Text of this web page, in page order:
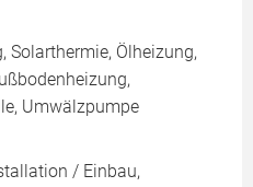
Solarthermie, Ölheizung,
Umwälzpumpe
/ Einbau,